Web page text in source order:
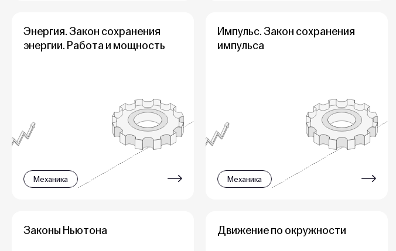
Энергия. Закон сохранения
энергии. Работа и мощность
Механика
Импульс. Закон сохранения
импульса
Механика
Законы Ньютона Движение по окружности